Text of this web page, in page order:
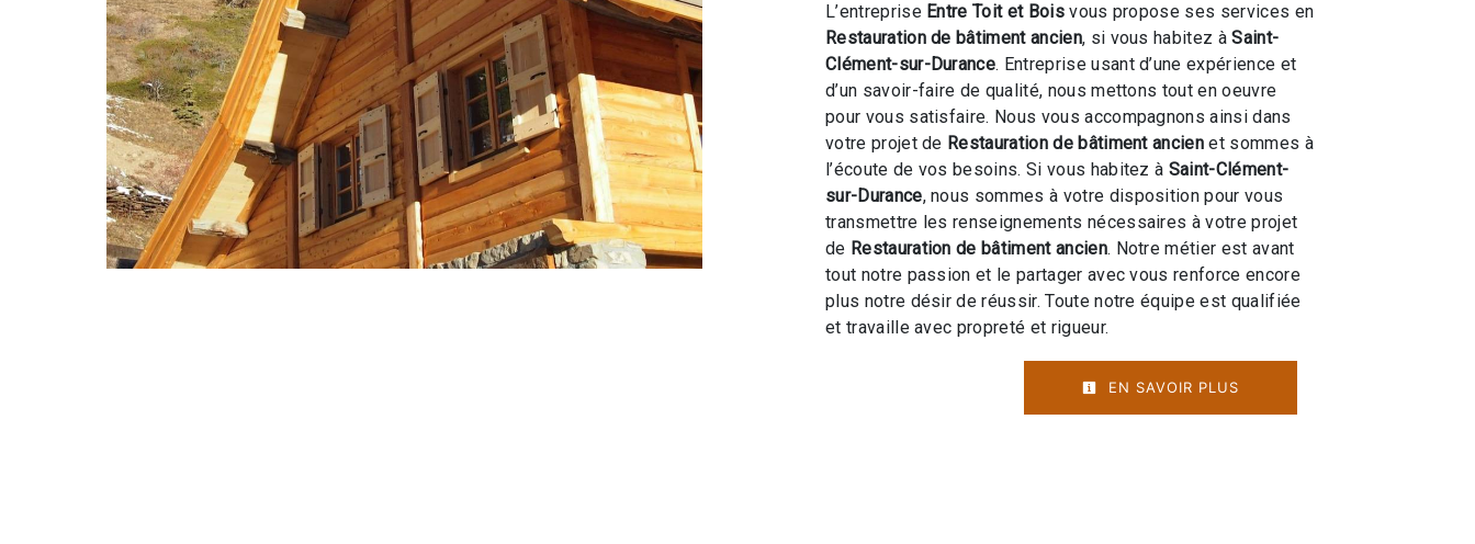
L’entreprise Entre Toit et Boisvous propose ses services en
Restauration de bâtiment ancien, si vous habitez àSaint-
Clément-sur-Durance. Entreprise usant d’une expérience et
d’un savoir-faire de qualité, nous mettons tout en oeuvre
pour vous satisfaire. Nous vous accompagnons ainsi dans
votre projet de Restauration de bâtiment ancien et sommes à
l’écoute de vos besoins. Si vous habitez à Saint-Clément-
sur-Durance, nous sommes à votre disposition pour vous
transmettre les renseignements nécessaires à votre projet
de Restauration de bâtiment ancien. Notre métier est avant
tout notre passion et le partager avec vous renforce encore
plus notre désir de réussir. Toute notre équipe est qualifiée
et travaille avec propreté et rigueur.
EN SAVOIR PLUS